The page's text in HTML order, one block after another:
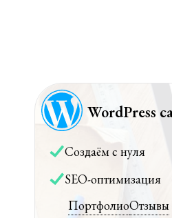
WordPress
Создаём с нуля
SEO-оптимизация
ПортфолиоОтзывы